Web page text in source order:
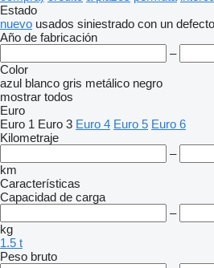
Estado
nuevo usados siniestrado con un defecto
Año de fabricación
–
Color
azul blanco gris metálico negro
mostrar todos
Euro
Euro 1 Euro 3 Euro 4 Euro 5 Euro 6
Kilometraje
–
km
Características
Capacidad de carga
–
kg
1.5 t
Peso bruto